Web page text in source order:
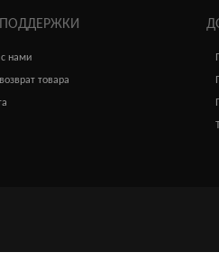
с нами
товара